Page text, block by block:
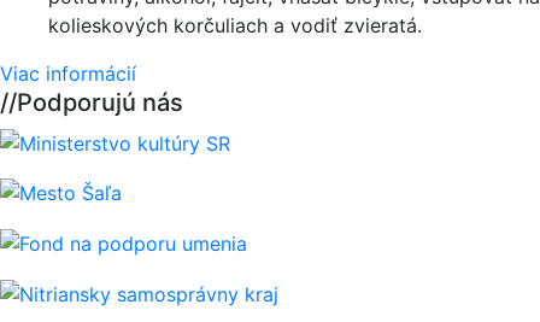
kolieskových korčuliach a vodiť zvieratá.
Viac informácií
//Podporujú nás